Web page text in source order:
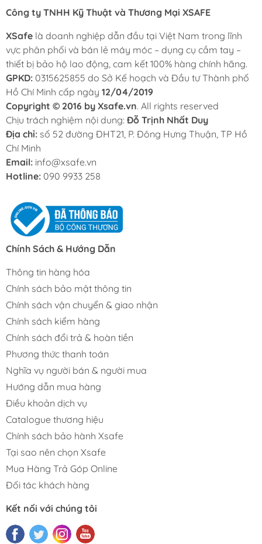
Công ty TNHH Kỹ Thuật và Thương Mại XSAFE
XSafe là doanh nghiệp dẫn đầu tại Việt Nam trong lĩnh
vực phân phối và bán lẻ máy móc – dụng cụ cầm tay –
thiết bị bảo hộ lao động, cam kết 100% hàng chính hãng.
GPKD: 0315625855 do Sở Kế hoạch và Đầu tư Thành phố
Hồ Chí Minh cấp ngày 12/04/2019
Copyright © 2016 by Xsafe.vn. All rights reserved
Chịu trách nghiệm nội dung: Đỗ Trịnh Nhất Duy
Địa chỉ: số 52 đường ĐHT21, P. Đông Hưng Thuận, TP Hồ
Chí Minh
Email: info@xsafe.vn
Hotline: 090 9933 258
Chính Sách & Hướng Dẫn
Thông tin hàng hóa
Chính sách bảo mật thông tin
Chính sách vận chuyển & giao nhận
Chính sách kiểm hàng
Chính sách đổi trả & hoàn tiền
Phương thức thanh toán
Nghĩa vụ người bán & người mua
Hướng dẫn mua hàng
Điều khoản dịch vụ
Catalogue thương hiệu
Chính sách bảo hành Xsafe
Tại sao nên chọn Xsafe
Mua Hàng Trả Góp Online
Đối tác khách hàng
Kết nối với chúng tôi